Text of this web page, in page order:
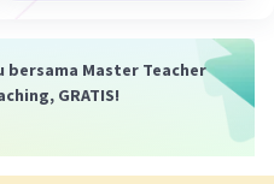
simbol yang
bersama Master Teacher
GRATIS!